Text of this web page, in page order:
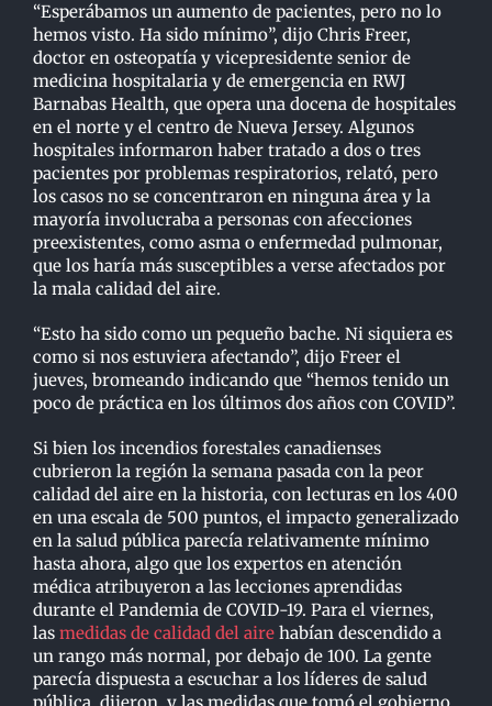
“Esperábamos un aumento de pacientes, pero no lo
hemos visto. Ha sido mínimo”, dijo Chris Freer,
doctor en osteopatía y vicepresidente senior de
medicina hospitalaria y de emergencia en RWJ
Barnabas Health, que opera una docena de hospitales
en el norte y el centro de Nueva Jersey. Algunos
hospitales informaron haber tratado a dos o tres
pacientes por problemas respiratorios, relató, pero
los casos no se concentraron en ninguna área y la
mayoría involucraba a personas con afecciones
preexistentes, como asma o enfermedad pulmonar,
que los haría más susceptibles a verse afectados por
la mala calidad del aire.
“Esto ha sido como un pequeño bache. Ni siquiera es
como si nos estuviera afectando”, dijo Freer el
jueves, bromeando indicando que “hemos tenido un
poco de práctica en los últimos dos años con COVID”.
Si bien los incendios forestales canadienses
cubrieron la región la semana pasada con la peor
calidad del aire en la historia, con lecturas en los 400
en una escala de 500 puntos, el impacto generalizado
en la salud pública parecía relativamente mínimo
hasta ahora, algo que los expertos en atención
médica atribuyeron a las lecciones aprendidas
durante el Pandemia de COVID-19. Para el viernes,
las medidas de calidad del airehabían descendido a
un rango más normal, por debajo de 100. La gente
parecía dispuesta a escuchar a los líderes de salud